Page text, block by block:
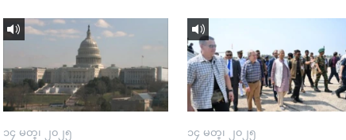
၁၄ မတ္၊ ၂၀၂၅ ၁၄ မတ္၊ ၂၀၂၅